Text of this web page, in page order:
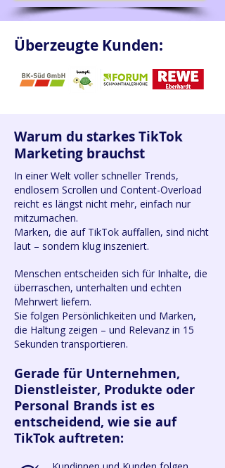
Überzeugte Kunden:
Warum du starkes TikTok
Marketing brauchst
In einer Welt voller schneller Trends,
endlosem Scrollen und Content-Overload
reicht es längst nicht mehr, einfach nur
mitzumachen.
Marken, die auf TikTok auffallen, sind nicht
laut – sondern klug inszeniert.
Menschen entscheiden sich für Inhalte, die
überraschen, unterhalten und echten
Mehrwert liefern.
Sie folgen Persönlichkeiten und Marken,
die Haltung zeigen – und Relevanz in 15
Sekunden transportieren.
Gerade für Unternehmen,
Dienstleister, Produkte oder
Personal Brands ist es
entscheidend, wie sie auf
TikTok auftreten: